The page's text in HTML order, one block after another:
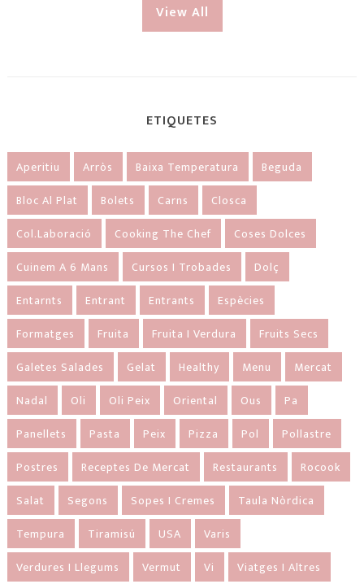
View All
ETIQUETES
Aperitiu Arròs Baixa Temperatura
Beguda
Bloc Al Plat
Bolets Carns
Closca
Col.laboració
Cooking The Chef
Coses Dolces
Cuinem A 6 Mans
Cursos I Trobades
Dolç
Entarnts
Entrant Entrants
Espècies
Formatges
Fruita Fruita I Verdura
Fruits Secs
Galetes Salades
Gelat Healthy Menu
Mercat
Nadal
Oli Oli Peix Oriental Ous
Pa
Panellets
Pasta Peix Pizza Pol
Pollastre
Postres
Receptes De Mercat Restaurants
Rocook
Salat
Segons Sopes I Cremes
Taula Nòrdica
Tempura
Tiramisú USA
Varis
Verdures I Llegums
Vermut Vi
Viatges I Altres